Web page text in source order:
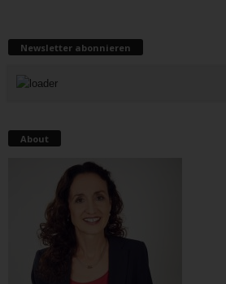
Newsletter abonnieren
About